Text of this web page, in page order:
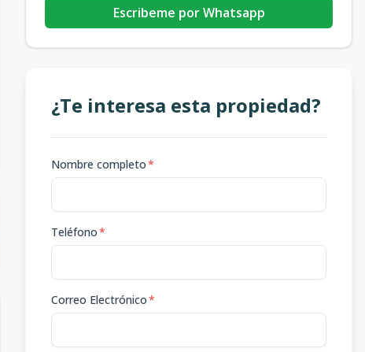
Escribeme por Whatsapp
¿Te interesa esta propiedad?
Nombre completo*
Teléfono*
Correo Electrónico*